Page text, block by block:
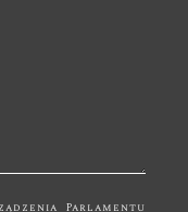
Parlamentu